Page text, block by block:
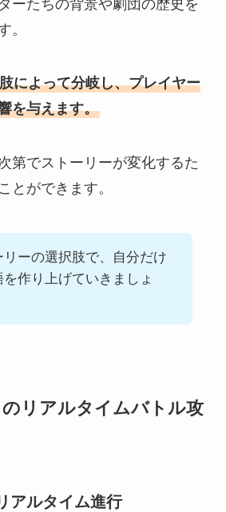
ーたちの背景や劇団の歴史を
。
によって分岐し、プレイヤー
を与えます。
第でストーリーが変化するた
とができます。
リーの選択肢で、自分だけ
を作り上げていきましょ
リアルタイムバトル攻
アルタイム進行